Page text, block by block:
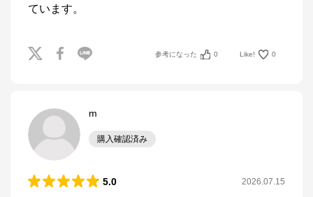
ています。
参考になった 0 Like! 0
m
購入確認済み
5.0 2026.07.15